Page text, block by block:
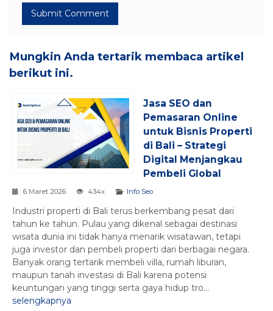
Mungkin Anda tertarik membaca artikel
berikut ini.
Jasa SEO dan
Pemasaran Online
untuk Bisnis Properti
di Bali – Strategi
Digital Menjangkau
Pembeli Global
6 Maret 2026 434x Info Seo
Industri properti di Bali terus berkembang pesat dari
tahun ke tahun. Pulau yang dikenal sebagai destinasi
wisata dunia ini tidak hanya menarik wisatawan, tetapi
juga investor dan pembeli properti dari berbagai negara.
Banyak orang tertarik membeli villa, rumah liburan,
maupun tanah investasi di Bali karena potensi
keuntungan yang tinggi serta gaya hidup tro...
selengkapnya